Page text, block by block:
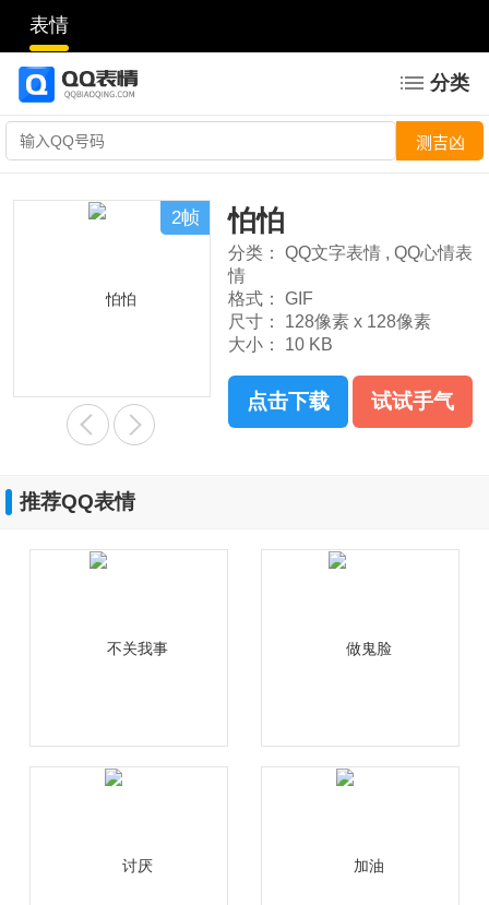
表情
分类
2帧 怕怕
分类： QQ文字表情 , QQ心情表
情
格式：
GIF
尺寸：
128像素 x 128像素
大小：
10 KB
点击下载 试试手气
推荐QQ表情